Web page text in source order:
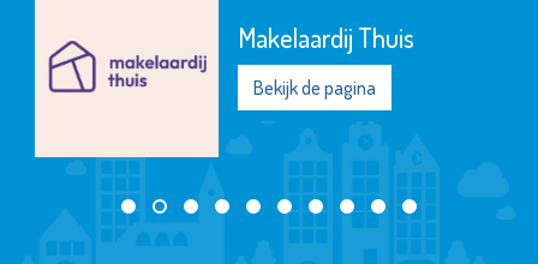
Giant Store Vlaardingen
Bekijk de pagina